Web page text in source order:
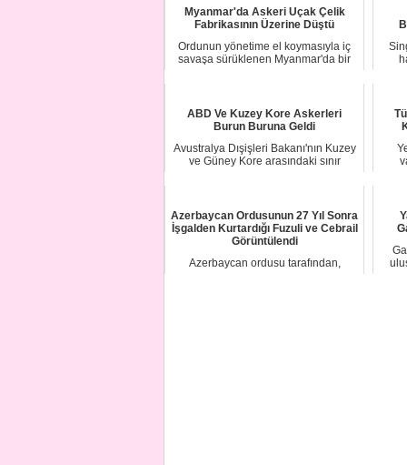
Myanmar'da Askeri Uçak Çelik
Fabrikasının Üzerine Düştü
Ordunun yönetime el koymasıyla iç
savaşa sürüklenen Myanmar'da bir
ABD Ve Kuzey Kore Askerleri
Burun Buruna Geldi
Avustralya Dışişleri Bakanı'nın Kuzey
ve Güney Kore arasındaki sınır
Azerbaycan Ordusunun 27 Yıl Sonra
İşgalden Kurtardığı Fuzuli ve Cebrail
Görüntülendi
Azerbaycan ordusu tarafından,